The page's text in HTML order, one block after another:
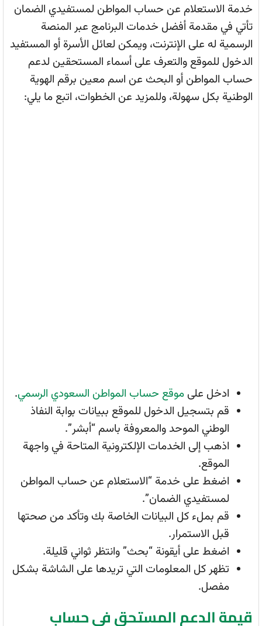
خدمة الاستعلام عن حساب المواطن لمستفيدي الضمان
تأتي في مقدمة أفضل خدمات البرنامج عبر المنصة
الرسمية له على الإنترنت، ويمكن لعائل الأسرة أو المستفيد
الدخول للموقع والتعرف على أسماء المستحقين لدعم
حساب المواطن أو البحث عن اسم معين برقم الهوية
الوطنية بكل سهولة، وللمزيد عن الخطوات، اتبع ما يلي:
ادخل على موقع حساب المواطن السعودي الرسمي.
قم بتسجيل الدخول للموقع ببيانات بوابة النفاذ
الوطني الموحد والمعروفة باسم “أبشر”.
اذهب إلى الخدمات الإلكترونية المتاحة في واجهة
الموقع.
اضغط على خدمة “الاستعلام عن حساب المواطن
لمستفيدي الضمان”.
قم بملء كل البيانات الخاصة بك وتأكد من صحتها
قبل الاستمرار.
اضغط على أيقونة “بحث” وانتظر ثواني قليلة.
تظهر كل المعلومات التي تريدها على الشاشة بشكل
مفصل.
قيمة الدعم المستحق في حساب